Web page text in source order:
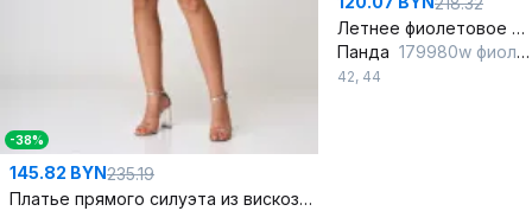
-38%
145.82 BYN235.19
Платье прямого силуэта из вискозы с коротким рукавом и карманами
Летнее фиолетовое платье с шнурками и коротким рукавом
Панда 179980w фиолетовый
42, 44